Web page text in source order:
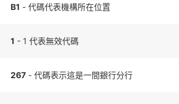
B1 - 代碼代表機構所在位置
1 - 1 代表無效代碼
267 - 代碼表示這是一間銀行分行